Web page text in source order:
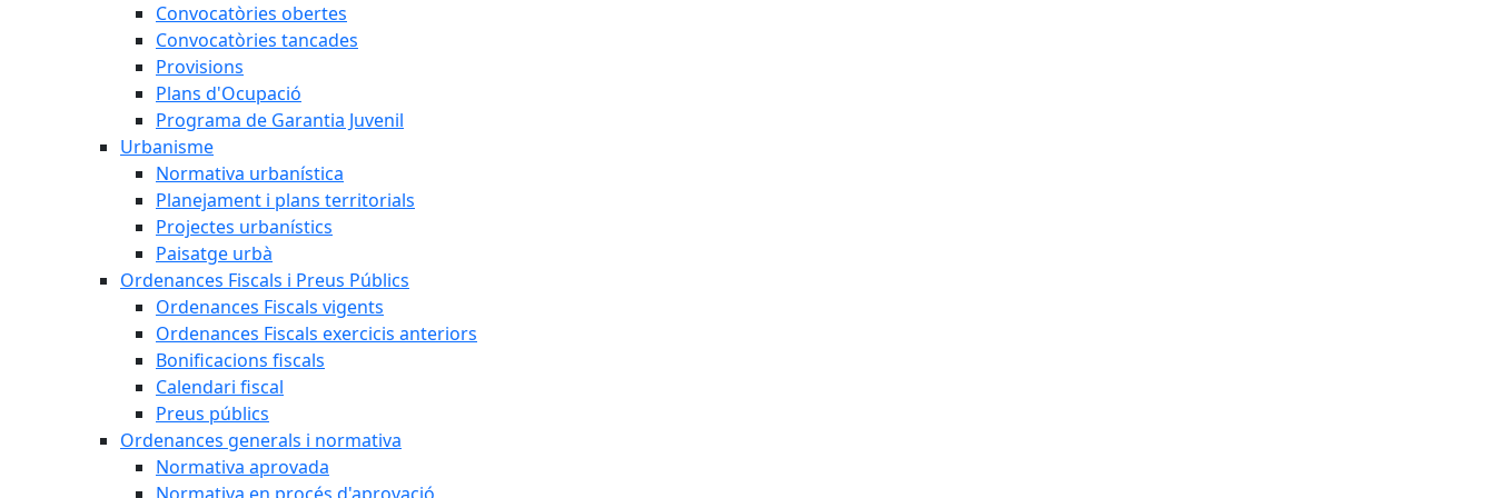
Convocatòries obertes
Convocatòries tancades
Provisions
Plans d'Ocupació
Programa de Garantia Juvenil
Urbanisme
Normativa urbanística
Planejament i plans territorials
Projectes urbanístics
Paisatge urbà
Ordenances Fiscals i Preus Públics
Ordenances Fiscals vigents
Ordenances Fiscals exercicis anteriors
Bonificacions fiscals
Calendari fiscal
Preus públics
Ordenances generals i normativa
Normativa aprovada